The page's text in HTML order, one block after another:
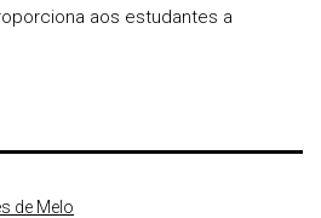
aos estudantes a
de Melo